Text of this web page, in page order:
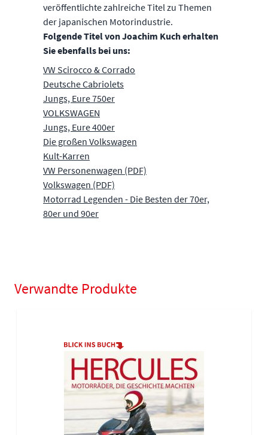
veröffentlichte zahlreiche Titel zu Themen
der japanischen Motorindustrie.
Folgende Titel von Joachim Kuch erhalten
Sie ebenfalls bei uns:
VW Scirocco & Corrado
Deutsche Cabriolets
Jungs, Eure 750er
VOLKSWAGEN
Jungs, Eure 400er
Die großen Volkswagen
Kult-Karren
VW Personenwagen (PDF)
Volkswagen (PDF)
Motorrad Legenden - Die Besten der 70er,
80er und 90er
Verwandte Produkte